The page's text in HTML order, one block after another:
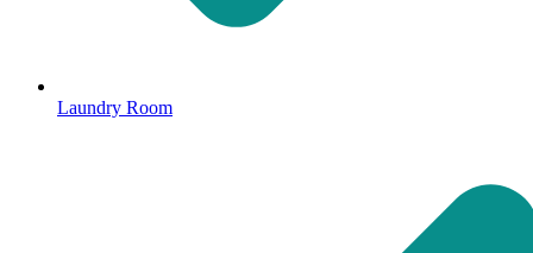
Laundry Room